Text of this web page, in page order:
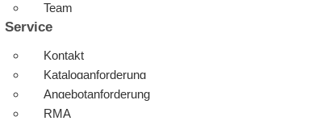
Team
Service
Kontakt
Kataloganforderung
Angebotanforderung
RMA